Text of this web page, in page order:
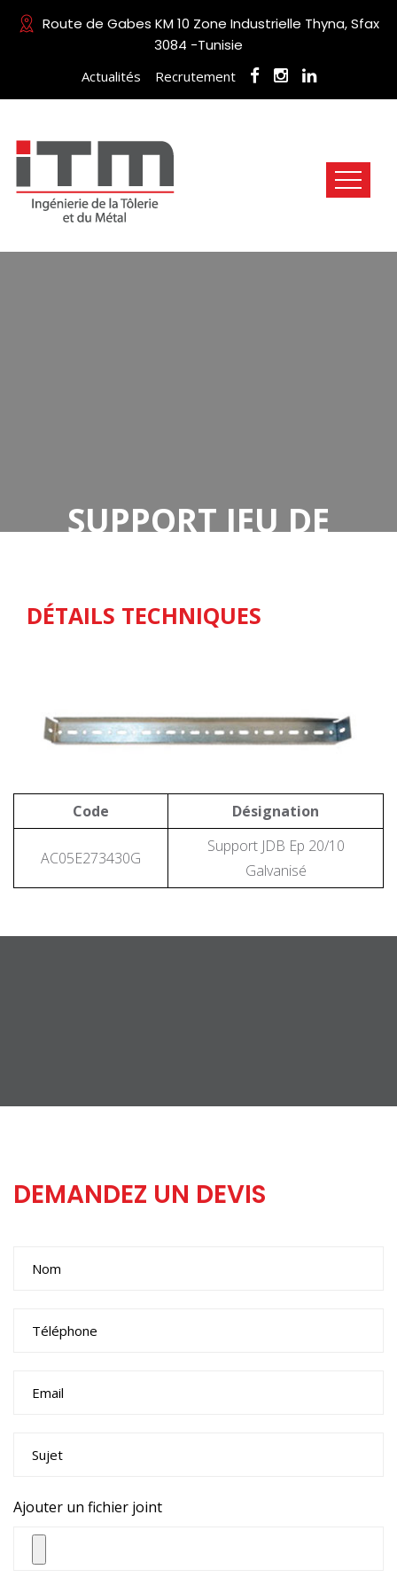
Route de Gabes KM 10 Zone Industrielle Thyna, Sfax
3084 -Tunisie
Actualités Recrutement
SUPPORT JEU DE
DÉTAILS TECHNIQUES
Code Désignation
AC05E273430G
Support JDB Ep 20/10
Galvanisé
DEMANDEZ UN DEVIS
Ajouter un fichier joint